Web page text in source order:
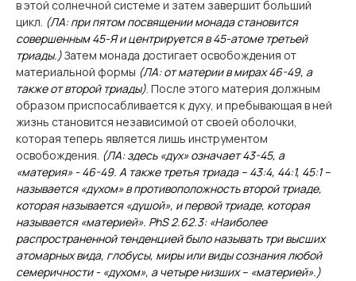
в этой солнечной системе и затем завершит больший
цикл. (ЛА: при пятом посвящении монада становится
совершенным 45-Я и центрируется в 45-атоме третьей
триады.)Затем монада достигает освобождения от
материальной формы (ЛА: от материи в мирах 46-49, а
также от второй триады). После этого материя должным
образом приспосабливается к духу, и пребывающая в ней
жизнь становится независимой от своей оболочки,
которая теперь является лишь инструментом
освобождения. (ЛА: здесь «дух» означает 43-45, а
«материя» - 46-49. А также третья триада – 43:4, 44:1, 45:1 –
называется «духом» в противоположность второй триаде,
которая называется «душой», и первой триаде, которая
называется «материей». PhS 2.62.3: «Наиболее
распространенной тенденцией было называть три высших
атомарных вида, глобусы, миры или виды сознания любой
семеричности - «духом», а четыре низших – «материей».)